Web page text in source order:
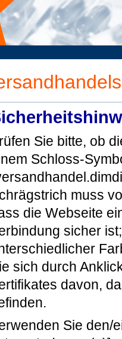
Sie bitte, ob
Schloss-
muss
die Webseite
sicher
sich durch
davon,
Sie den/